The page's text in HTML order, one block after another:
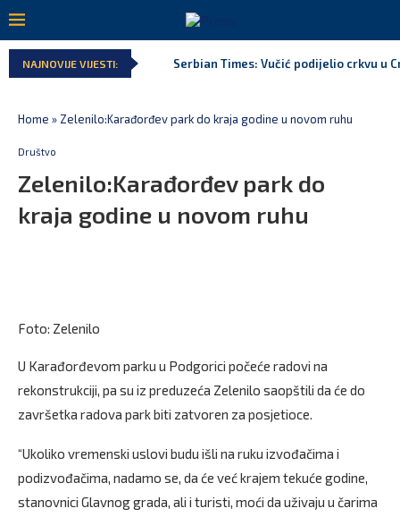
NAJNOVIJE VIJESTI: Serbian Times: Vučić podijelio crkvu u
Home » Zelenilo:Karađorđev park do kraja godine u novom ruhu
Društvo
Zelenilo:Karađorđev park do
kraja godine u novom ruhu
Foto: Zelenilo
U Karađorđevom parku u Podgorici počeće radovi na
rekonstrukciji, pa su iz preduzeća Zelenilo saopštili da će do
završetka radova park biti zatvoren za posjetioce.
“Ukoliko vremenski uslovi budu išli na ruku izvođačima i
podizvođačima, nadamo se, da će već krajem tekuće godine,
stanovnici Glavnog grada, ali i turisti, moći da uživaju u čarima